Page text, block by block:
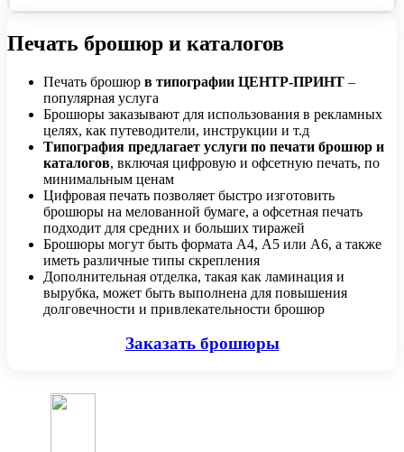
Печать брошюр и каталогов
Печать брошюр в типографии ЦЕНТР-ПРИНТ –
популярная услуга
Брошюры заказывают для использования в рекламных
целях, как путеводители, инструкции и т.д
Типография предлагает услуги по печати брошюр и
каталогов, включая цифровую и офсетную печать, по
минимальным ценам
Цифровая печать позволяет быстро изготовить
брошюры на мелованной бумаге, а офсетная печать
подходит для средних и больших тиражей
Брошюры могут быть формата А4, А5 или А6, а также
иметь различные типы скрепления
Дополнительная отделка, такая как ламинация и
вырубка, может быть выполнена для повышения
долговечности и привлекательности брошюр
Заказать брошюры